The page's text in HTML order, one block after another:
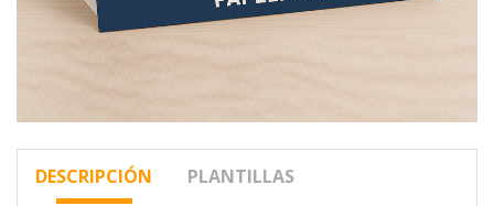
DESCRIPCIÓN PLANTILLAS